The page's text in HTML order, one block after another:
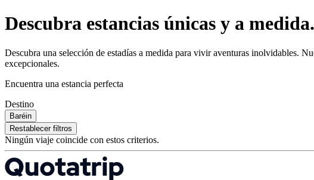
Descubra estancias únicas y a medida.
Descubra una selección de estadías a medida para vivir aventuras inolvidables.
excepcionales.
Encuentra una estancia perfecta
Destino
Baréin
Restablecer filtros
Ningún viaje coincide con estos criterios.